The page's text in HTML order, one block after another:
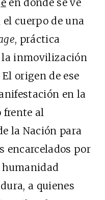
en donde se ve
cuerpo de una
, práctica
la inmovilización
origen de ese
en la
frente al
la Nación para
encarcelados por
humanidad
a quienes